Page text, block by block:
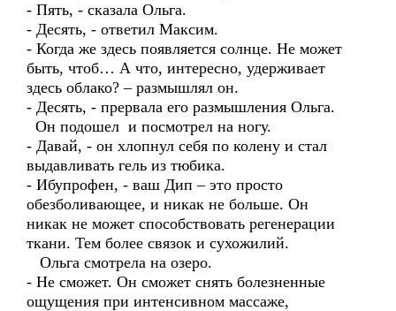
- Пять, - сказала Ольга.
- Десять, - ответил Максим.
- Когда же здесь появляется солнце. Не может
быть, чтоб… А что, интересно, удерживает
здесь облако? – размышлял он.
- Десять, - прервала его размышления Ольга.
Он подошел и посмотрел на ногу.
- Давай, - он хлопнул себя по колену и стал
выдавливать гель из тюбика.
- Ибупрофен, - ваш Дип – это просто
обезболивающее, и никак не больше. Он
никак не может способствовать регенерации
ткани. Тем более связок и сухожилий.
Ольга смотрела на озеро.
- Не сможет. Он сможет снять болезненные
ощущения при интенсивном массаже,